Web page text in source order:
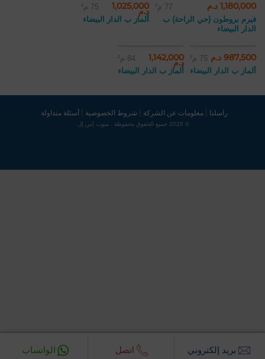
1,180,000 د.م 77 م²
فيرم بروطون (حي الراحة) ب
الدار البيضاء
1,025,000
د.م 75 م²
ألماز ب الدار البيضاء
987,500 د.م 75 م²
ألماز ب الدار البيضاء
1,142,000
د.م 84 م²
ألماز ب الدار البيضاء
بريد إلكتروني‎ اتصل الواتساب
راسلنا معلومات عن الشركة شروط الخصوصية أسئلة متداولة
© 2026 جميع الحقوق محفوظة . مبوب إس إل.